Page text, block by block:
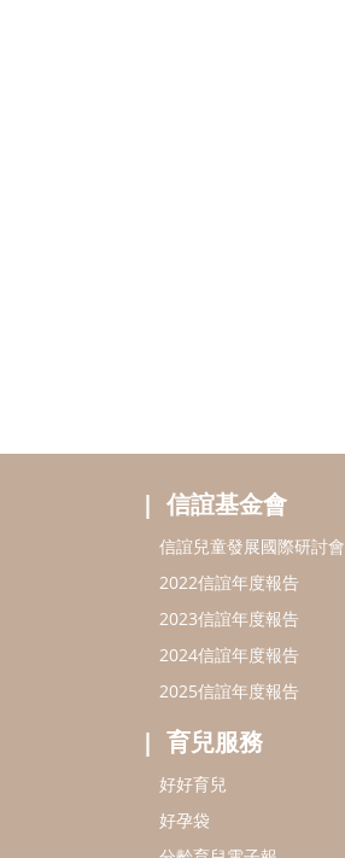
信誼基金會
信誼兒童發展國際研討會
2022信誼年度報告
2023信誼年度報告
2024信誼年度報告
2025信誼年度報告
育兒服務
好好育兒
好孕袋